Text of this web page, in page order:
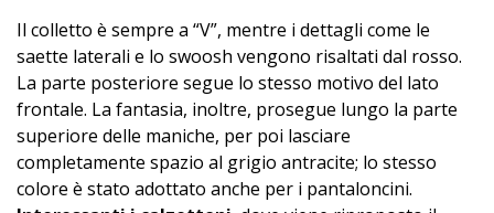
Il colletto è sempre a “V”, mentre i dettagli come le
saette laterali e lo swoosh vengono risaltati dal rosso.
La parte posteriore segue lo stesso motivo del lato
frontale. La fantasia, inoltre, prosegue lungo la parte
superiore delle maniche, per poi lasciare
completamente spazio al grigio antracite; lo stesso
colore è stato adottato anche per i pantaloncini.